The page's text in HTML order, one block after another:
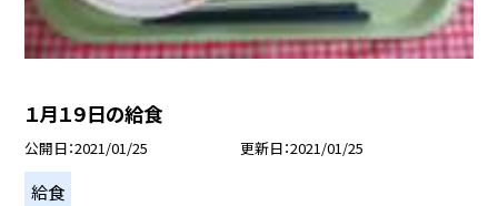
１月１９日の給食
公開日 2021/01/25 更新日 2021/01/25
給食